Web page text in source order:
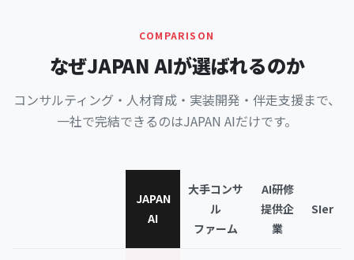
COMPARISON
なぜJAPAN AIが選ばれるのか
コンサルティング・人材育成・実装開発・伴走支援まで、
一社で完結できるのはJAPAN AIだけです。
JAPAN
AI
大手コンサ
ル
ファーム
AI研修
提供企
業
SIer